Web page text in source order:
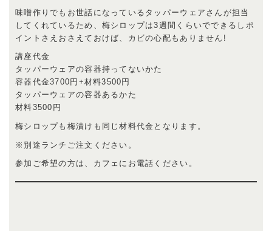
味噌作りでもお世話になっているタッパーウェアさんが担当
してくれているため、梅シロップは3週間くらいでできるしポ
イントさえおさえておけば、カビの心配もありません!
講座代金
タッパーウェアの容器持ってないかた
容器代金3700円+材料3500円
タッパーウェアの容器あるかた
材料3500円
梅シロップも梅漬けも同じ材料代金となります。
※別途ランチご注文ください。
参加ご希望の方は、カフェにお電話ください。